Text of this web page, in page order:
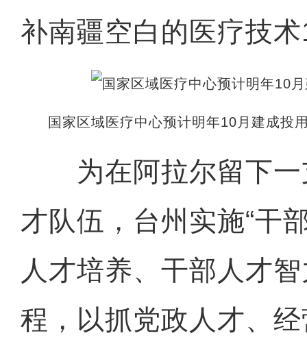
补南疆空白的医疗技
国家区域医疗中心预计明年10月建成投
为在阿拉尔留下一
才队伍，台州实施“干
人才培养、干部人才
程，以抓党政人才、